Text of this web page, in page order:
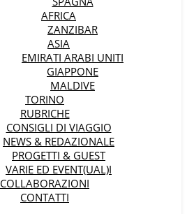
AFRICA
ZANZIBAR
ASIA
EMIRATI ARABI UNITI
GIAPPONE
MALDIVE
TORINO
RUBRICHE
CONSIGLI DI VIAGGIO
NEWS & REDAZIONALE
PROGETTI & GUEST
VARIE ED EVENT(UAL)I
COLLABORAZIONI
CONTATTI